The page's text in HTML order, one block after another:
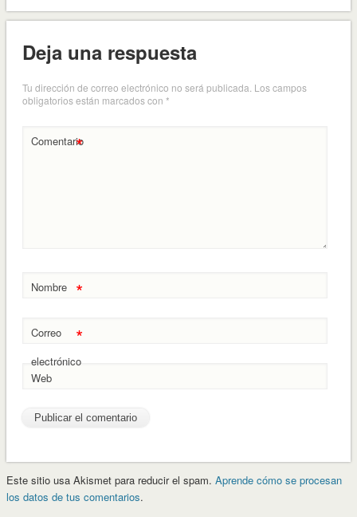
Deja una respuesta
Tu dirección de correo electrónico no será publicada. Los campos
obligatorios están marcados con *
Comentario
*
Nombre *
Correo
electrónico
*
Web
Este sitio usa Akismet para reducir el spam. Aprende cómo se procesan
los datos de tus comentarios.